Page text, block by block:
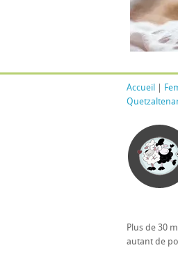
Accueil
Plus de 30
autant de